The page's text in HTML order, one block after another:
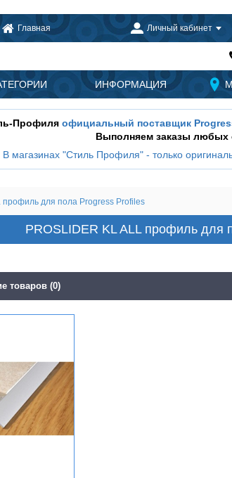
Главная Личный кабинет
ИНФОРМАЦИЯ
Профиля официальный поставщик
Выполняем заказы любых
В магазинах "Стиль Профиля" - только
профиль для пола Progress Profiles
PROSLIDER KL ALL профиль для
товаров (0)